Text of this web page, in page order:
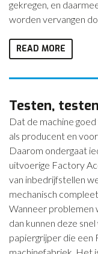
gekregen, en
worden vervangen
READ MORE
Testen,
Dat de machine
als producent en
Daarom ondergaat
uitvoerige Factory
van inbedrijfstellen
mechanisch
Wanneer problemen
dan kunnen deze
papiergrijper die een